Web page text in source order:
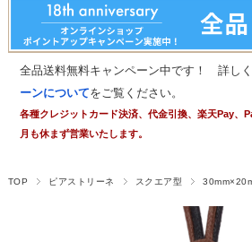
全品送料無料キャンペーン中です！ 詳し
ーンについてをご覧ください。
各種クレジットカード決済、代金引換、楽天Pay、
月も休まず営業いたします。
TOP ピアストリーネ スクエア型